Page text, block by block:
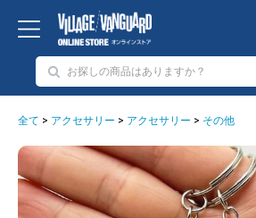
全て > アクセサリー > アクセサリー > その他